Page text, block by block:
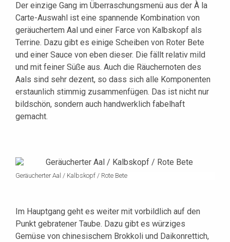
Der einzige Gang im Überraschungsmenü aus der À la
Carte-Auswahl ist eine spannende Kombination von
geräuchertem Aal und einer Farce von Kalbskopf als
Terrine. Dazu gibt es einige Scheiben von Roter Bete
und einer Sauce von eben dieser. Die fällt relativ mild
und mit feiner Süße aus. Auch die Räuchernoten des
Aals sind sehr dezent, so dass sich alle Komponenten
erstaunlich stimmig zusammenfügen. Das ist nicht nur
bildschön, sondern auch handwerklich fabelhaft
gemacht.
Geräucherter Aal / Kalbskopf / Rote Bete
Im Hauptgang geht es weiter mit vorbildlich auf den
Punkt gebratener Taube. Dazu gibt es würziges
Gemüse von chinesischem Brokkoli und Daikonrettich,